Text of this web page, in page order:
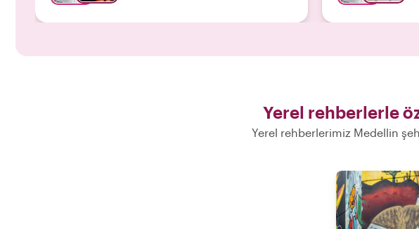
Yerel rehberlerle
Yerel rehberlerimiz Medellin